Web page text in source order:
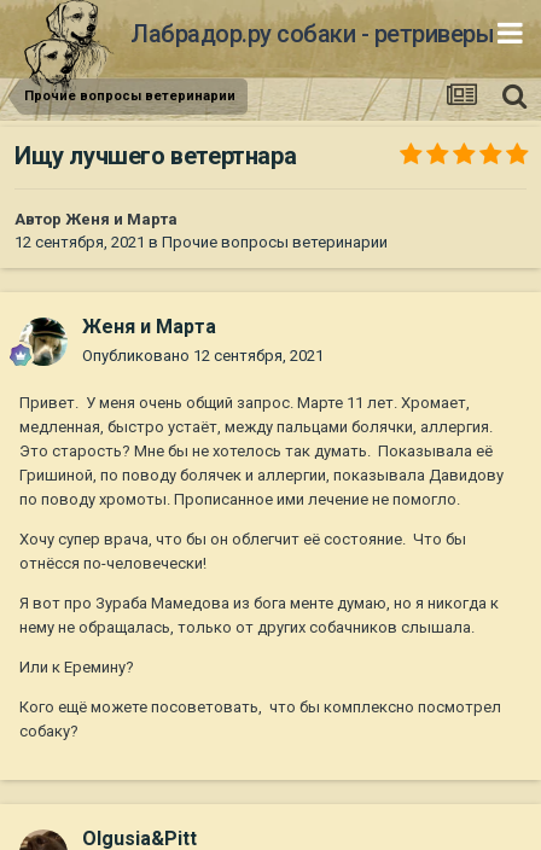
Лабрадор.ру собаки - ретриверы
Прочие вопросы ветеринарии
Ищу лучшего ветертнара
Автор Женя и Марта
12 сентября, 2021 в Прочие вопросы ветеринарии
Женя и Марта
Опубликовано 12 сентября, 2021
Привет. У меня очень общий запрос. Марте 11 лет. Хромает,
медленная, быстро устаёт, между пальцами болячки, аллергия.
Это старость? Мне бы не хотелось так думать. Показывала её
Гришиной, по поводу болячек и аллергии, показывала Давидову
по поводу хромоты. Прописанное ими лечение не помогло.
Хочу супер врача, что бы он облегчит её состояние. Что бы
отнёсся по-человечески!
Я вот про Зураба Мамедова из бога менте думаю, но я никогда к
нему не обращалась, только от других собачников слышала.
Или к Еремину?
Кого ещё можете посоветовать, что бы комплексно посмотрел
собаку?
Olgusia&Pitt